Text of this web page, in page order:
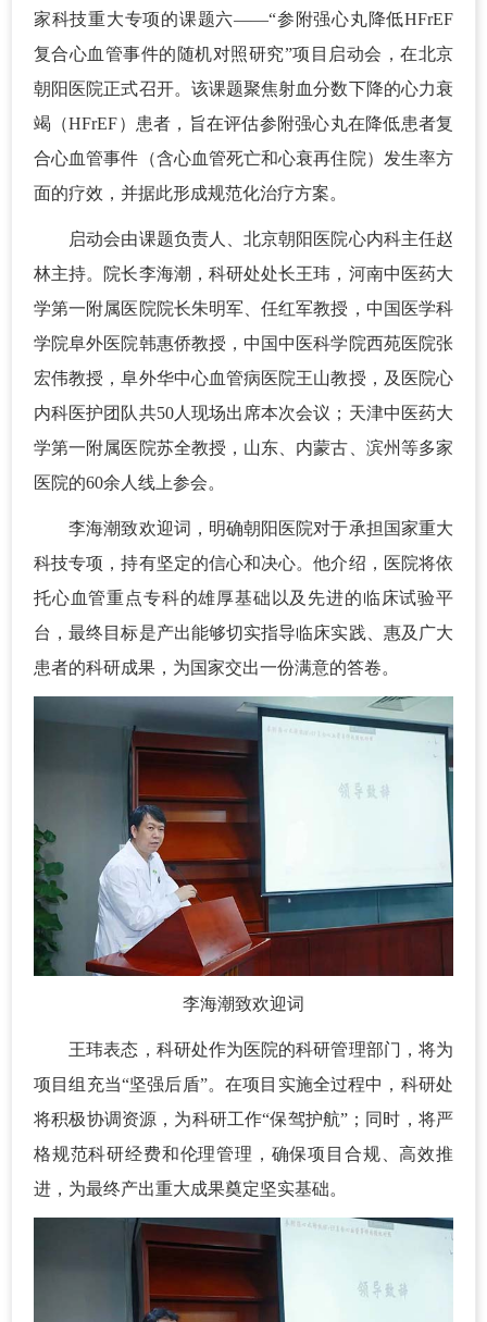
家科技重大专项的课题六——“参附强心丸降低HFrEF
复合心血管事件的随机对照研究”项目启动会，在北京
朝阳医院正式召开。该课题聚焦射血分数下降的心力衰
竭（HFrEF）患者，旨在评估参附强心丸在降低患者复
合心血管事件（含心血管死亡和心衰再住院）发生率方
面的疗效，并据此形成规范化治疗方案。
启动会由课题负责人、北京朝阳医院心内科主任赵
林主持。院长李海潮，科研处处长王玮，河南中医药大
学第一附属医院院长朱明军、任红军教授，中国医学科
学院阜外医院韩惠侨教授，中国中医科学院西苑医院张
宏伟教授，阜外华中心血管病医院王山教授，及医院心
内科医护团队共50人现场出席本次会议；天津中医药大
学第一附属医院苏全教授，山东、内蒙古、滨州等多家
医院的60余人线上参会。
李海潮致欢迎词，明确朝阳医院对于承担国家重大
科技专项，持有坚定的信心和决心。他介绍，医院将依
托心血管重点专科的雄厚基础以及先进的临床试验平
台，最终目标是产出能够切实指导临床实践、惠及广大
患者的科研成果，为国家交出一份满意的答卷。
李海潮致欢迎词
王玮表态，科研处作为医院的科研管理部门，将为
项目组充当“坚强后盾”。在项目实施全过程中，科研处
将积极协调资源，为科研工作“保驾护航”；同时，将严
格规范科研经费和伦理管理，确保项目合规、高效推
进，为最终产出重大成果奠定坚实基础。